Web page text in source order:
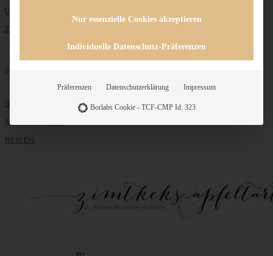
ÜBER MICH
ZUSAMMENARBEIT
Entdecken
GRUNDLAGEN
ALLE REZEPTE
REISEN
Nur essenzielle Cookies akzeptieren
Individuelle Datenschutz-Präferenzen
Präferenzen Datenschutzerklärung Impressum
Borlabs Cookie - TCF-CMP Id: 323